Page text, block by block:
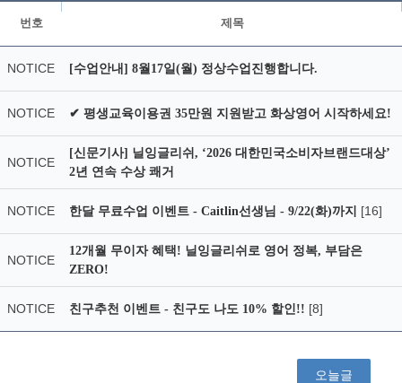
번호 제목
NOTICE [수업안내] 8월17일(월) 정상수업진행합니다.
NOTICE ✔ 평생교육이용권 35만원 지원받고 화상영어 시작하세요!
NOTICE
[신문기사] 닐잉글리쉬, ‘2026 대한민국소비자브랜드대상’
2년 연속 수상 쾌거
NOTICE 한달 무료수업 이벤트 - Caitlin선생님 - 9/22(화)까지 [16]
NOTICE
12개월 무이자 혜택! 닐잉글리쉬로 영어 정복, 부담은
ZERO!
NOTICE 친구추천 이벤트 - 친구도 나도 10% 할인!! [8]
오늘글